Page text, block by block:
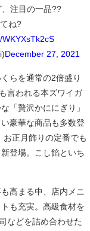
注目の一品??
ね?
December 27, 2021
らを通常の2倍盛り
言われる本ズワイガ
「贅沢かににぎり」
豪華な商品も多数登
正月飾りの定番でも
登場。こし餡といち
高まる中、店内メニ
も充実。高級食材を
などを詰め合わせた